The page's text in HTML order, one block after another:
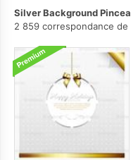
Silver Background
2 859 correspondance de